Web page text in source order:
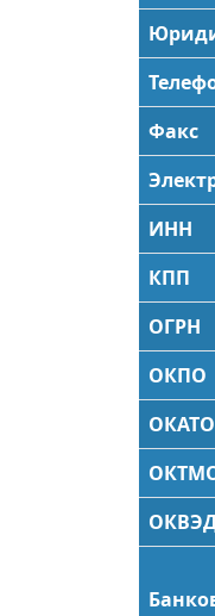
Факс
ИНН
КПП
ОГРН
ОКПО
ОКАТО